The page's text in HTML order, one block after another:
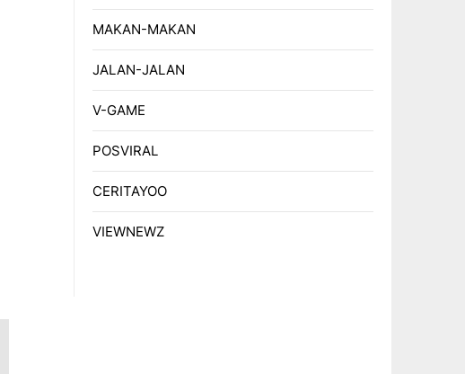
MAKAN-MAKAN
JALAN-JALAN
V-GAME
POSVIRAL
CERITAYOO
VIEWNEWZ